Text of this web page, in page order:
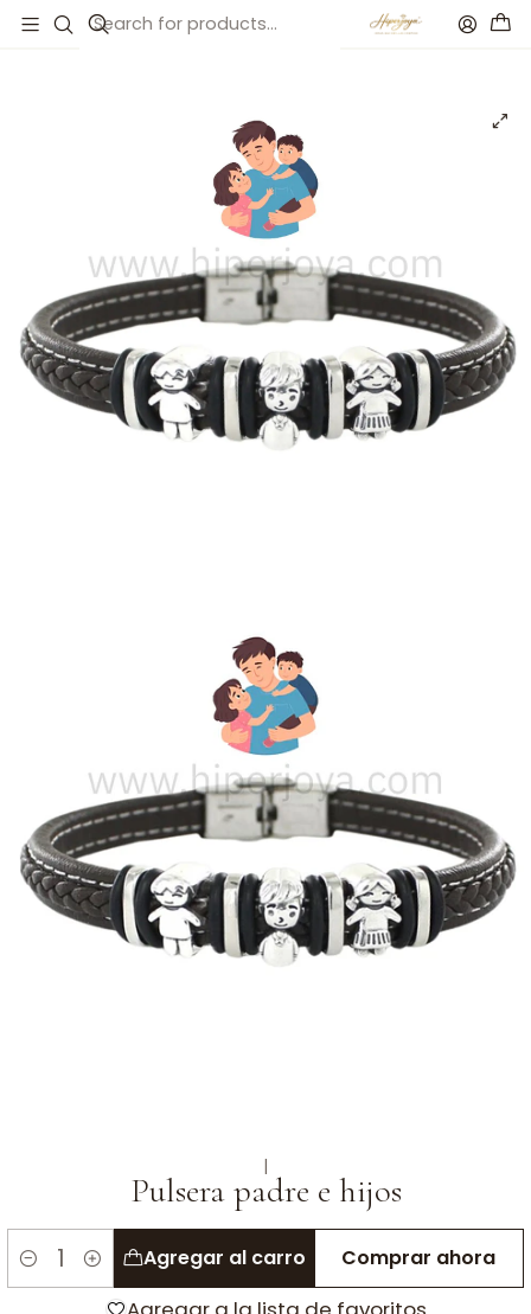
Inicio Catálogo Pulsera padre e hijos
|
Pulsera padre e hijos
Cantidad
Agregar al carro Comprar ahora